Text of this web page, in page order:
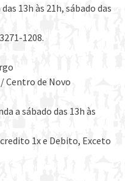
13h às 21h, sábado das
1208.
/ Centro de Novo
a sábado das 13h às
1x e Debito, Exceto